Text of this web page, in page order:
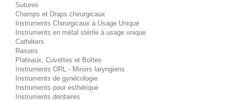
Sutures
Champs et Draps chirurgicaux
Instruments Chirurgicaux à Usage Unique
Instruments en métal stérile à usage unique
Cathéters
Rasoirs
Plateaux, Cuvettes et Boîtes
Instruments ORL - Miroirs laryngiens
Instruments de gynécologie
Instruments pour esthétique
Instruments dentaires